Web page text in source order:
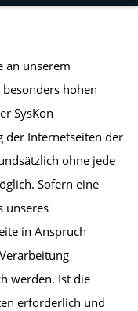
an unserem
hohen
SysKon
der Internetseiten der
ohne jede
Sofern eine
unseres
in Anspruch
werden. Ist die
erforderlich und